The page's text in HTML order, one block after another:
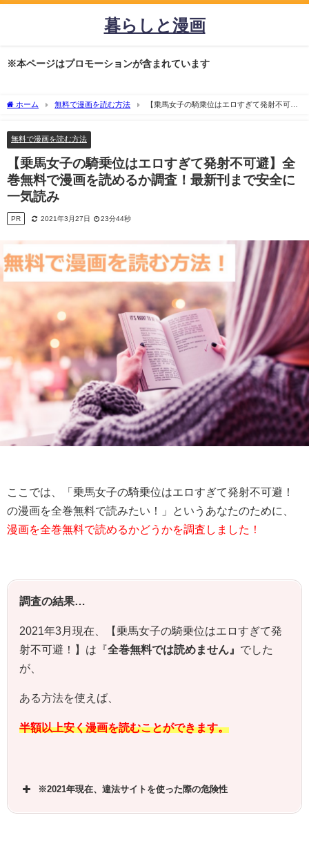
暮らしと漫画
※本ページはプロモーションが含まれています
ホーム 無料で漫画を読む方法
【乗馬女子の騎乗位はエロすぎて発射不可
無料で漫画を読む方法
【乗馬女子の騎乗位はエロすぎて発射不可避】全
巻無料で漫画を読めるか調査！最新刊まで安全に
一気読み
PR 2021年3月27日 23分44秒
ここでは、「乗馬女子の騎乗位はエロすぎて発射不可避！
の漫画を全巻無料で読みたい！」というあなたのために、
漫画を全巻無料で読めるかどうかを調査しました！
調査の結果…
2021年3月現在、【乗馬女子の騎乗位はエロすぎて発
射不可避！】は『全巻無料では読めません』 でした
が、
ある方法を使えば、
半額以上安く漫画を読むことができます。
※2021年現在、違法サイトを使った際の危険性